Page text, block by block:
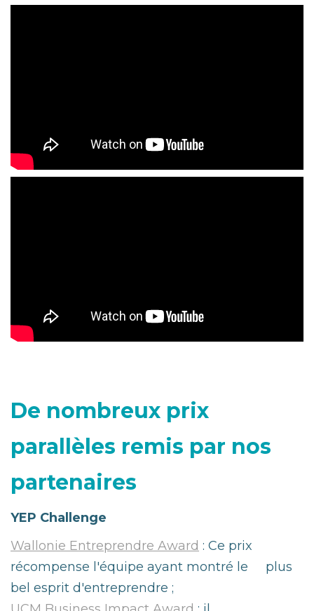
De nombreux prix
parallèles remis par nos
partenaires
YEP Challenge
Wallonie Entreprendre Award : Ce prix
récompense l'équipe ayant montré le plus
bel esprit d'entreprendre ;